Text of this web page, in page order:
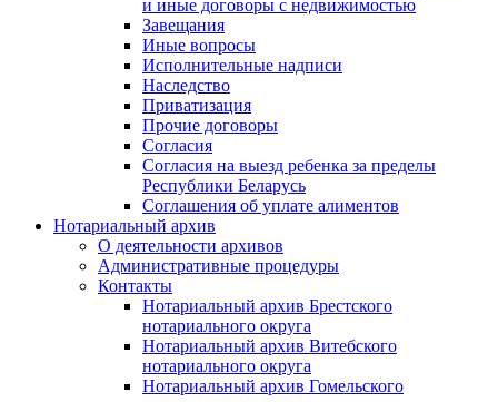
и иные договоры с недвижимостью
Завещания
Иные вопросы
Исполнительные надписи
Наследство
Приватизация
Прочие договоры
Согласия
Согласия на выезд ребенка за пределы
Республики Беларусь
Соглашения об уплате алиментов
Нотариальный архив
О деятельности архивов
Административные процедуры
Контакты
Нотариальный архив Брестского
нотариального округа
Нотариальный архив Витебского
нотариального округа
Нотариальный архив Гомельского